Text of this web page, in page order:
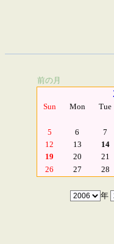
前の月
Sun Mon Tue
5
6 7
12
13 14
19
20 21
26
27 28
年